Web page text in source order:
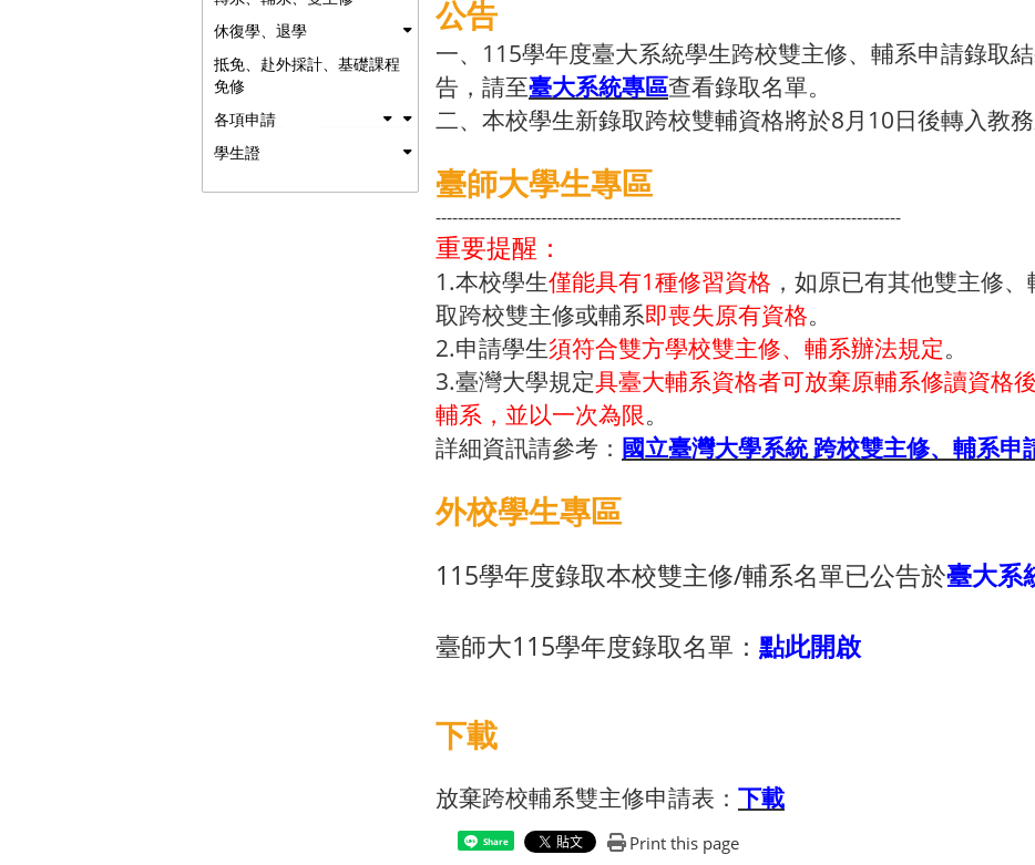
休復學、退學
抵免、赴外採計、基礎課程
免修
各項申請
學生證
公告
一、115學年度臺大系統學生跨校雙主修、輔系申請錄取
告，請至臺大系統專區查看錄取名單。
二、本校學生新錄取跨校雙輔資格將於8月10日後轉入教務
臺師大學生專區
------------------------------------------------------------------------------------
重要提醒：
1.本校學生僅能具有1種修習資格 ，如原已有其他雙主修
取跨校雙主修或輔系即喪失原有資格。
2.申請學生須符合雙方學校雙主修、輔系辦法規定。
3.臺灣大學規定具臺大輔系資格者可放棄原輔系修讀資格
輔系，並以一次為限。
詳細資訊請參考： 國立臺灣大學系統 跨校雙主修、輔系申
外校學生專區
115學年度錄取本校雙主修/輔系名單已公告於臺大系
臺師大115學年度錄取名單： 點此開啟
下載
放棄跨校輔系雙主修申請表： 下載
Share Print this page